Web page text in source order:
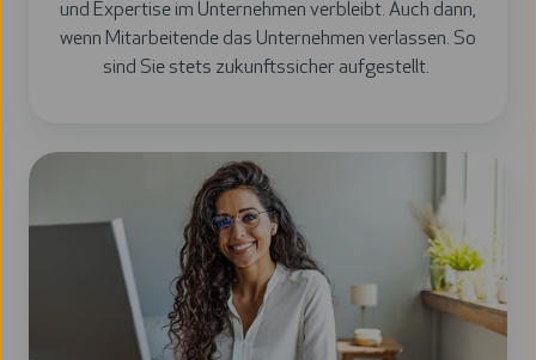
und Expertise im Unternehmen verbleibt. Auch dann,
wenn Mitarbeitende das Unternehmen verlassen. So
sind Sie stets zukunftssicher aufgestellt.